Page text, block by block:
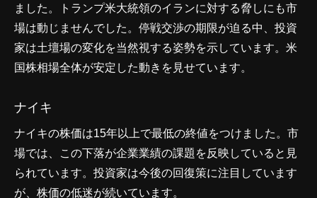
ました。トランプ米大統領のイランに対する脅しにも市
場は動じませんでした。停戦交渉の期限が迫る中、投資
家は土壇場の変化を当然視する姿勢を示しています。米
国株相場全体が安定した動きを見せています。
ナイキ
ナイキの株価は15年以上で最低の終値をつけました。市
場では、この下落が企業業績の課題を反映していると見
られています。投資家は今後の回復策に注目しています
が、株価の低迷が続いています。